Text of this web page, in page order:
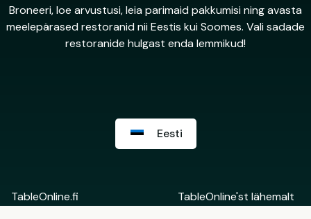
Broneeri, loe arvustusi, leia parimaid pakkumisi ning avasta
meelepärased restoranid nii Eestis kui Soomes. Vali sadade
restoranide hulgast enda lemmikud!
Eesti
TableOnline.fi
TableOnline'st lähemalt